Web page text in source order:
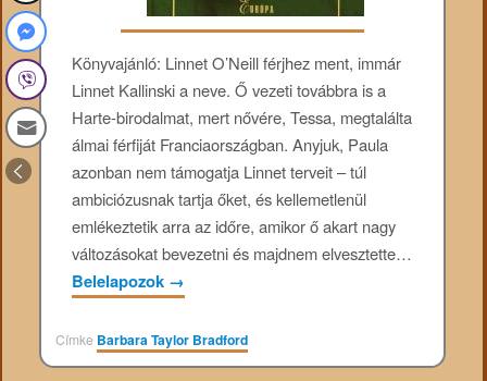
Könyvajánló: Linnet ​O’Neill férjhez ment, immár
Linnet Kallinski a neve. Ő vezeti továbbra is a
Harte-birodalmat, mert nővére, Tessa, megtalálta
álmai férfiját Franciaországban. Anyjuk, Paula
azonban nem támogatja Linnet terveit – túl
ambiciózusnak tartja őket, és kellemetlenül
emlékeztetik arra az időre, amikor ő akart nagy
változásokat bevezetni és majdnem elvesztette…
Belelapozok →
Címke Barbara Taylor Bradford